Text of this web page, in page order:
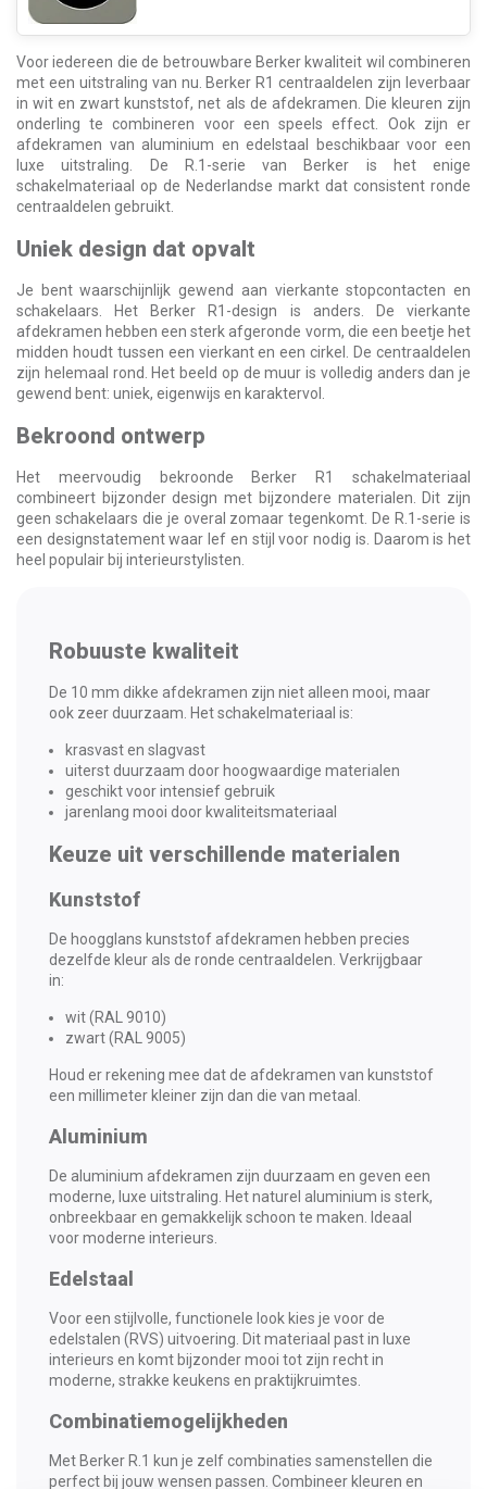
Voor iedereen die de betrouwbare Berker kwaliteit wil combineren
met een uitstraling van nu. Berker R1 centraaldelen zijn leverbaar
in wit en zwart kunststof, net als de afdekramen. Die kleuren zijn
onderling te combineren voor een speels effect. Ook zijn er
afdekramen van aluminium en edelstaal beschikbaar voor een
luxe uitstraling. De R.1-serie van Berker is het enige
schakelmateriaal op de Nederlandse markt dat consistent ronde
centraaldelen gebruikt.
Uniek design dat opvalt
Je bent waarschijnlijk gewend aan vierkante stopcontacten en
schakelaars. Het Berker R1-design is anders. De vierkante
afdekramen hebben een sterk afgeronde vorm, die een beetje het
midden houdt tussen een vierkant en een cirkel. De centraaldelen
zijn helemaal rond. Het beeld op de muur is volledig anders dan je
gewend bent: uniek, eigenwijs en karaktervol.
Bekroond ontwerp
Het meervoudig bekroonde Berker R1 schakelmateriaal
combineert bijzonder design met bijzondere materialen. Dit zijn
geen schakelaars die je overal zomaar tegenkomt. De R.1-serie is
een designstatement waar lef en stijl voor nodig is. Daarom is het
heel populair bij interieurstylisten.
Robuuste kwaliteit
De 10 mm dikke afdekramen zijn niet alleen mooi, maar
ook zeer duurzaam. Het schakelmateriaal is:
krasvast en slagvast
uiterst duurzaam door hoogwaardige materialen
geschikt voor intensief gebruik
jarenlang mooi door kwaliteitsmateriaal
Keuze uit verschillende materialen
Kunststof
De hoogglans kunststof afdekramen hebben precies
dezelfde kleur als de ronde centraaldelen. Verkrijgbaar
in:
wit (RAL 9010)
zwart (RAL 9005)
Houd er rekening mee dat de afdekramen van kunststof
een millimeter kleiner zijn dan die van metaal.
Aluminium
De aluminium afdekramen zijn duurzaam en geven een
moderne, luxe uitstraling. Het naturel aluminium is sterk,
onbreekbaar en gemakkelijk schoon te maken. Ideaal
voor moderne interieurs.
Edelstaal
Voor een stijlvolle, functionele look kies je voor de
edelstalen (RVS) uitvoering. Dit materiaal past in luxe
interieurs en komt bijzonder mooi tot zijn recht in
moderne, strakke keukens en praktijkruimtes.
Combinatiemogelijkheden
Met Berker R.1 kun je zelf combinaties samenstellen die
perfect bij jouw wensen passen. Combineer kleuren en